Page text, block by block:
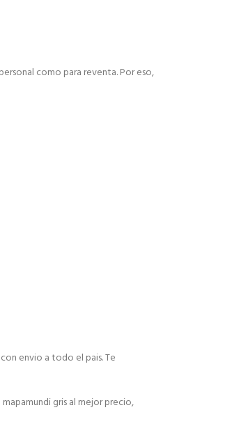
como para reventa. Por eso,
envio a todo el pais. Te
gris al mejor precio,